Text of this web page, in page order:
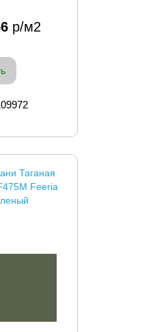
р/м2
Таганая
Feeria